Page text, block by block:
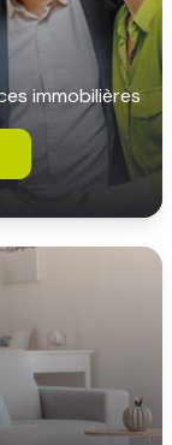
immobilières